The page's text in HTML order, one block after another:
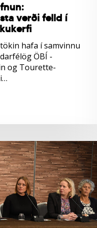
verði felld í
hafa í samvinnu
ÖBÍ -
og Tourette-